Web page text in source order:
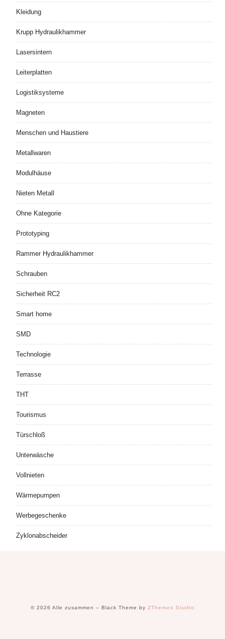
Kleidung
Krupp Hydraulikhammer
Lasersintern
Leiterplatten
Logistiksysteme
Magneten
Menschen und Haustiere
Metallwaren
Modulhäuse
Nieten Metall
Ohne Kategorie
Prototyping
Rammer Hydraulikhammer
Schrauben
Sicherheit RC2
Smart home
SMD
Technologie
Terrasse
THT
Tourismus
Türschloß
Unterwäsche
Vollnieten
Wärmepumpen
Werbegeschenke
Zyklonabscheider
© 2026 Alle zusammen – Black Theme by ZThemes Studio